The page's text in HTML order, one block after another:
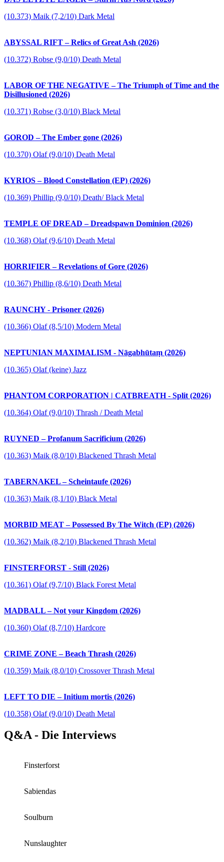
(10.373) Maik (7,2/10) Dark Metal
ABYSSAL RIFT – Relics of Great Ash (2026)
(10.372) Robse (9,0/10) Death Metal
LABOR OF THE NEGATIVE – The Triumph of Time and the
Disillusioned (2026)
(10.371) Robse (3,0/10) Black Metal
GOROD – The Ember gone (2026)
(10.370) Olaf (9,0/10) Death Metal
KYRIOS – Blood Constellation (EP) (2026)
(10.369) Phillip (9,0/10) Death/ Black Metal
TEMPLE OF DREAD – Dreadspawn Dominion (2026)
(10.368) Olaf (9,6/10) Death Metal
HORRIFIER – Revelations of Gore (2026)
(10.367) Phillip (8,6/10) Death Metal
RAUNCHY - Prisoner (2026)
(10.366) Olaf (8,5/10) Modern Metal
NEPTUNIAN MAXIMALISM - Nāgabhūtaṃ (2026)
(10.365) Olaf (keine) Jazz
PHANTOM CORPORATION | CATBREATH - Split (2026)
(10.364) Olaf (9,0/10) Thrash / Death Metal
RUYNED – Profanum Sacrificium (2026)
(10.363) Maik (8,0/10) Blackened Thrash Metal
TABERNAKEL – Scheintaufe (2026)
(10.363) Maik (8,1/10) Black Metal
MORBID MEAT – Possessed By The Witch (EP) (2026)
(10.362) Maik (8,2/10) Blackened Thrash Metal
FINSTERFORST - Still (2026)
(10.361) Olaf (9,7/10) Black Forest Metal
MADBALL – Not your Kingdom (2026)
(10.360) Olaf (8,7/10) Hardcore
CRIME ZONE – Beach Thrash (2026)
(10.359) Maik (8,0/10) Crossover Thrash Metal
LEFT TO DIE – Initium mortis (2026)
(10.358) Olaf (9,0/10) Death Metal
Q&A - Die Interviews
Finsterforst
Sabiendas
Soulburn
Nunslaughter